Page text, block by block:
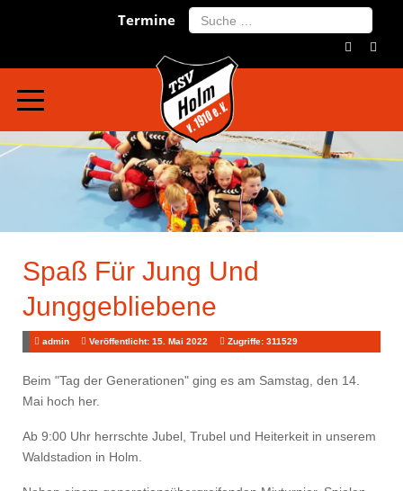
Search
Termine
Spaß Für Jung Und
Junggebliebene
admin Veröffentlicht: 15. Mai 2022 Zugriffe: 311529
Beim "Tag der Generationen" ging es am Samstag, den 14.
Mai hoch her.
Ab 9:00 Uhr herrschte Jubel, Trubel und Heiterkeit in unserem
Waldstadion in Holm.